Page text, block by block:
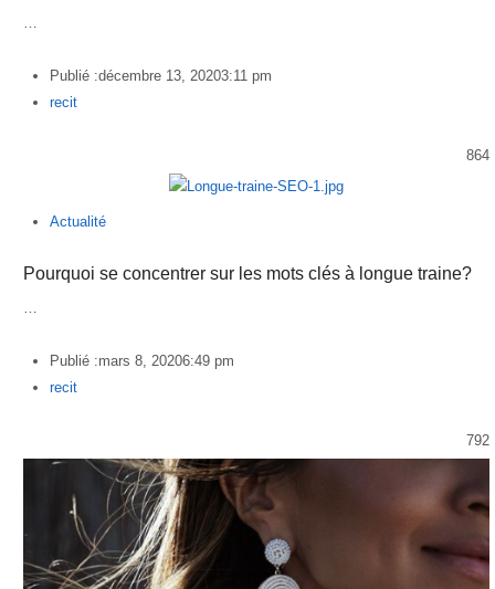
…
Publié :décembre 13, 20203:11 pm
Author
recit
864
Actualité
Pourquoi se concentrer sur les mots clés à longue traine?
…
Publié :mars 8, 20206:49 pm
Author
recit
792